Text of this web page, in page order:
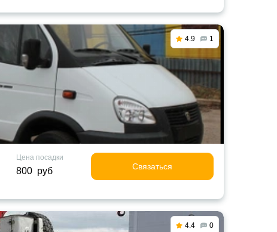
4.9 1
Цена посадки
800 руб Связаться
4.4 0